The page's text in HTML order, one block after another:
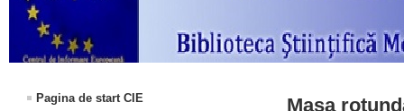
Pagina de start CIE
Masa